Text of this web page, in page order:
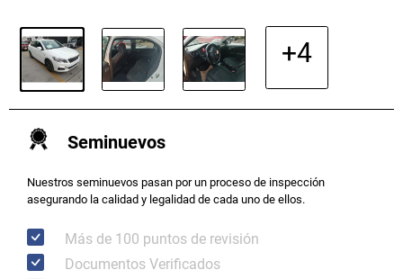
+4
Seminuevos
Nuestros seminuevos pasan por un proceso de inspección
asegurando la calidad y legalidad de cada uno de ellos.
Más de 100 puntos de revisión
Documentos Verificados